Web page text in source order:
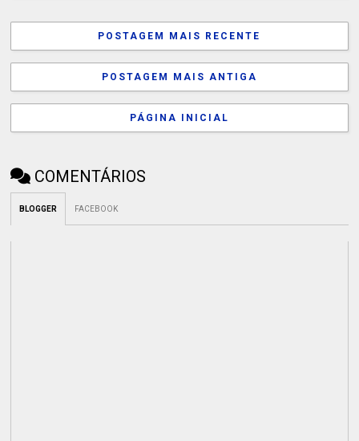
POSTAGEM MAIS RECENTE
POSTAGEM MAIS ANTIGA
PÁGINA INICIAL
COMENTÁRIOS
BLOGGER FACEBOOK